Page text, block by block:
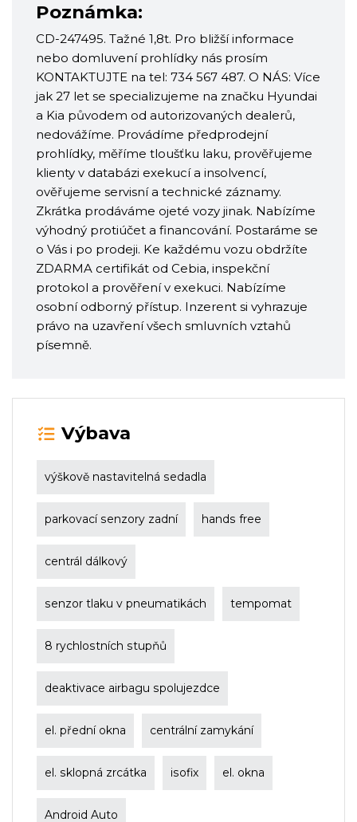
Poznámka:
CD-247495. Tažné 1,8t. Pro bližší informace
nebo domluvení prohlídky nás prosím
KONTAKTUJTE na tel: 734 567 487. O NÁS: Více
jak 27 let se specializujeme na značku Hyundai
a Kia původem od autorizovaných dealerů,
nedovážíme. Provádíme předprodejní
prohlídky, měříme tloušťku laku, prověřujeme
klienty v databázi exekucí a insolvencí,
ověřujeme servisní a technické záznamy.
Zkrátka prodáváme ojeté vozy jinak. Nabízíme
výhodný protiúčet a financování. Postaráme se
o Vás i po prodeji. Ke každému vozu obdržíte
ZDARMA certifikát od Cebia, inspekční
protokol a prověření v exekuci. Nabízíme
osobní odborný přístup. Inzerent si vyhrazuje
právo na uzavření všech smluvních vztahů
písemně.
Výbava
výškově nastavitelná sedadla
parkovací senzory zadní hands free
centrál dálkový
senzor tlaku v pneumatikách tempomat
8 rychlostních stupňů
deaktivace airbagu spolujezdce
el. přední okna centrální zamykání
el. sklopná zrcátka isofix el. okna
Android Auto